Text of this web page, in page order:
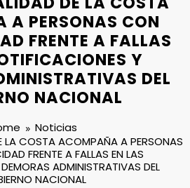
A PERSONAS CON
FRENTE A FALLAS
Y
DEL
NACIONAL
Noticias
LA COSTA ACOMPAÑA A PERSONAS
FRENTE A FALLAS EN LAS
ADMINISTRATIVAS DEL
NACIONAL